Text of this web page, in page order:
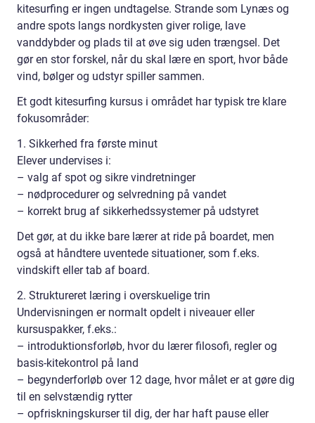
kitesurfing er ingen undtagelse. Strande som Lynæs og
andre spots langs nordkysten giver rolige, lave
vanddybder og plads til at øve sig uden trængsel. Det
gør en stor forskel, når du skal lære en sport, hvor både
vind, bølger og udstyr spiller sammen.
Et godt kitesurfing kursus i området har typisk tre klare
fokusområder:
1. Sikkerhed fra første minut
Elever undervises i:
– valg af spot og sikre vindretninger
– nødprocedurer og selvredning på vandet
– korrekt brug af sikkerhedssystemer på udstyret
Det gør, at du ikke bare lærer at ride på boardet, men
også at håndtere uventede situationer, som f.eks.
vindskift eller tab af board.
2. Struktureret læring i overskuelige trin
Undervisningen er normalt opdelt i niveauer eller
kursuspakker, f.eks.:
– introduktionsforløb, hvor du lærer filosofi, regler og
basis-kitekontrol på land
– begynderforløb over 12 dage, hvor målet er at gøre dig
til en selvstændig rytter
– opfriskningskurser til dig, der har haft pause eller